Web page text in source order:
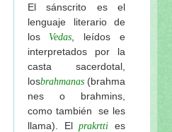
El sánscrito es el
lenguaje literario de
los Vedas , leídos e
interpretados por la
casta sacerdotal,
losbrahmanas (brahma
nes o brahmins,
como también se les
llama). El prakrtti es